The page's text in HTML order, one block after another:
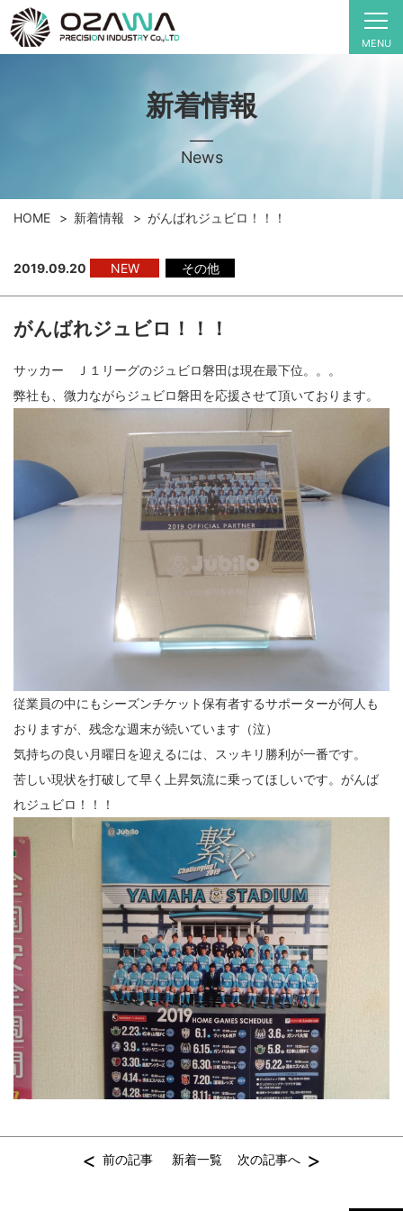
MENU
新着情報
News
HOME 新着情報 がんばれジュビロ！！！
2019.09.20 NEW その他
がんばれジュビロ！！！
サッカー Ｊ１リーグのジュビロ磐田は現在最下位。。。
弊社も、微力ながらジュビロ磐田を応援させて頂いております。
従業員の中にもシーズンチケット保有者するサポーターが何人も
おりますが、残念な週末が続いています（泣）
気持ちの良い月曜日を迎えるには、スッキリ勝利が一番です。
苦しい現状を打破して早く上昇気流に乗ってほしいです。がんば
れジュビロ！！！
< 前の記事 新着一覧 次の記事へ >